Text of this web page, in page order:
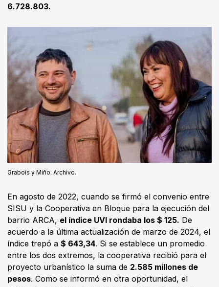
6.728.803.
Grabois y Miño. Archivo.
En agosto de 2022, cuando se firmó el convenio entre
SISU y la Cooperativa en Bloque para la ejecución del
barrio ARCA, el índice UVI rondaba los $ 125. De
acuerdo a la última actualización de marzo de 2024, el
índice trepó a $ 643,34. Si se establece un promedio
entre los dos extremos, la cooperativa recibió para el
proyecto urbanístico la suma de 2.585 millones de
pesos. Como se informó en otra oportunidad, el